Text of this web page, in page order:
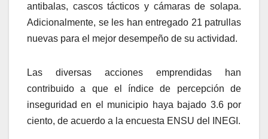
antibalas, cascos tácticos y cámaras de solapa.
Adicionalmente, se les han entregado 21 patrullas
nuevas para el mejor desempeño de su actividad.
Las diversas acciones emprendidas han
contribuido a que el índice de percepción de
inseguridad en el municipio haya bajado 3.6 por
ciento, de acuerdo a la encuesta ENSU del INEGI.